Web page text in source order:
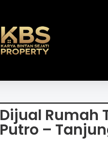
Dijual Rumah
Putro –